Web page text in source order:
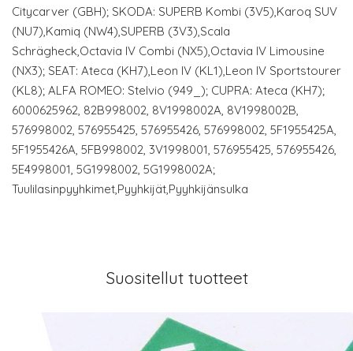
Citycarver (GBH); SKODA: SUPERB Kombi (3V5),Karoq SUV
(NU7),Kamiq (NW4),SUPERB (3V3),Scala
Schrägheck,Octavia IV Combi (NX5),Octavia IV Limousine
(NX3); SEAT: Ateca (KH7),Leon IV (KL1),Leon IV Sportstourer
(KL8); ALFA ROMEO: Stelvio (949_); CUPRA: Ateca (KH7);
6000625962, 82B998002, 8V1998002A, 8V1998002B,
576998002, 576955425, 576955426, 576998002, 5F1955425A,
5F1955426A, 5FB998002, 3V1998001, 576955425, 576955426,
5E4998001, 5G1998002, 5G1998002A;
Tuulilasinpyyhkimet,Pyyhkijät,Pyyhkijänsulka
Suositellut tuotteet